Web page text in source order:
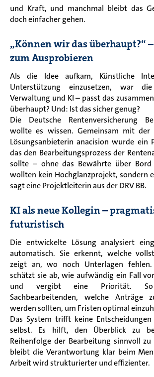
und Kraft, und manchmal bleibt das
doch einfacher gehen.
„Können wir das überhaupt?“
zum Ausprobieren
Als die Idee aufkam, Künstliche
Unterstützung einzusetzen, war
Verwaltung und KI – passt das
überhaupt? Und: Ist das sicher genug?
Die Deutsche Rentenversicherung
wollte es wissen. Gemeinsam mit der
Lösungsanbieterin anacision wurde ein
das den Bearbeitungsprozess der
sollte – ohne das Bewährte über
wollten kein Hochglanzprojekt, sondern
sagt eine Projektleiterin aus der DRV BB.
KI als neue Kollegin –
futuristisch
Die entwickelte Lösung analysiert
automatisch. Sie erkennt, welche
zeigt an, wo noch Unterlagen fehlen.
schätzt sie ab, wie aufwändig ein Fall
und vergibt eine Priorität.
Sachbearbeitenden, welche Anträge
werden sollten, um Fristen optimal
Das System trifft keine
selbst. Es hilft, den Überblick zu
Reihenfolge der Bearbeitung sinnvoll
bleibt die Verantwortung klar beim
Arbeit wird strukturierter und effizienter.